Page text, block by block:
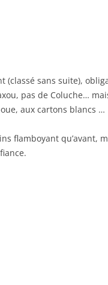
(classé sans suite),
pas de Coluche…
aux cartons blancs …
flamboyant qu’avant,